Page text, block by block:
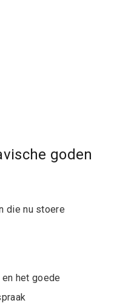
goden
die nu stoere
het goede